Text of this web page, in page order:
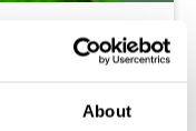
About
ON­NIS­TUT
is­tu­tus